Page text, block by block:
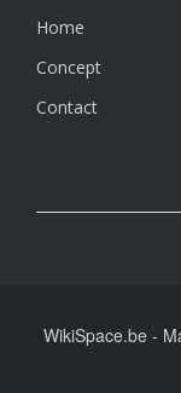
Home
Concept
Contact
WikiSpace.be -